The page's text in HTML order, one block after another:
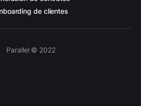
de clientes
Parallel © 2022